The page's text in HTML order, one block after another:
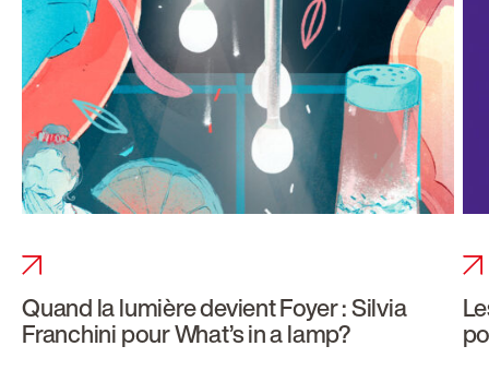
Quand la lumière devient Foyer : Silvia
Franchini pour What’s in a lamp?